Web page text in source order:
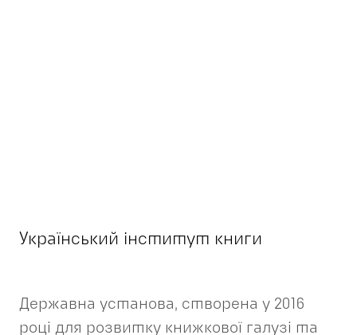
Український інститут книги
Державна установа, створена у 2016
році для розвитку книжкової галузі та